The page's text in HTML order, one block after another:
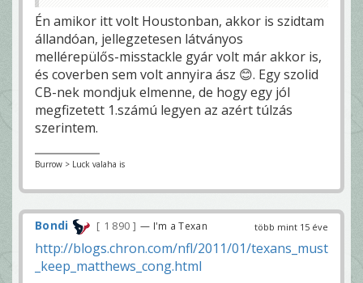
Én amikor itt volt Houstonban, akkor is szidtam
állandóan, jellegzetesen látványos
mellérepülős-misstackle gyár volt már akkor is,
és coverben sem volt annyira ász 😊. Egy szolid
CB-nek mondjuk elmenne, de hogy egy jól
megfizetett 1.számú legyen az azért túlzás
szerintem.
Burrow > Luck valaha is
több mint 15 éve
Bondi 1 890 — I'm a Texan
http://blogs.chron.com/nfl/2011/01/texans_must
_keep_matthews_cong.html